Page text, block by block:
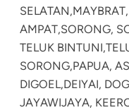
SELATAN,
AMPAT,SORONG,
TELUK BINTUNI,
SORONG,PAPUA,
DIGOEL,DEIYAI,
JAYAWIJAYA,